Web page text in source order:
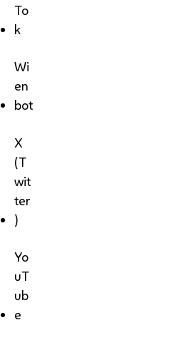
To
k
Wi
en
bot
X
(T
wit
ter
)
Yo
uT
ub
e